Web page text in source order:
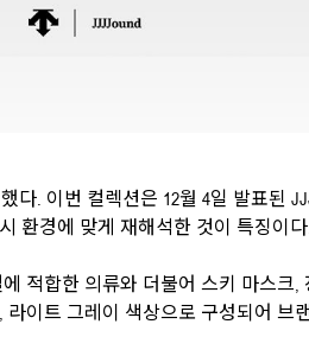
다. 이번 컬렉션은 12월 4일 발표된
환경에 맞게 재해석한 것이 특징이다.
적합한 의류와 더불어 스키 마스크,
이트 그레이 색상으로 구성되어 브